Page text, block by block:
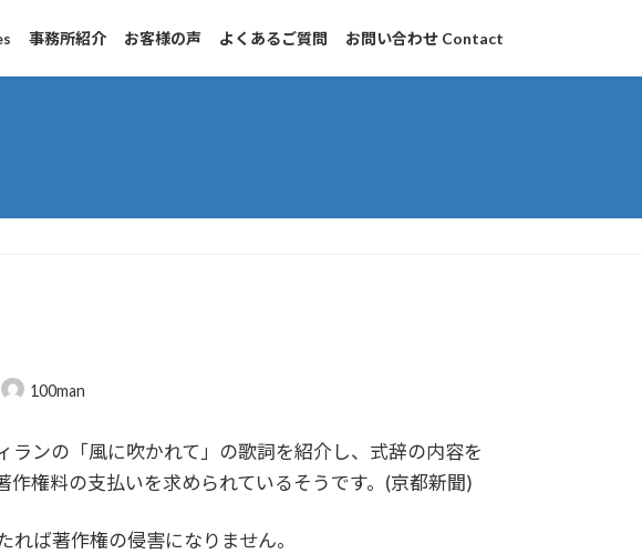
事務所紹介 お客様の声 よくあるご質問 お問い合わせ Contact
100man
ランの「風に吹かれて」の歌詞を紹介し、式辞の内容を
作権料の支払いを求められているそうです。(京都新聞)
ば著作権の侵害になりません。